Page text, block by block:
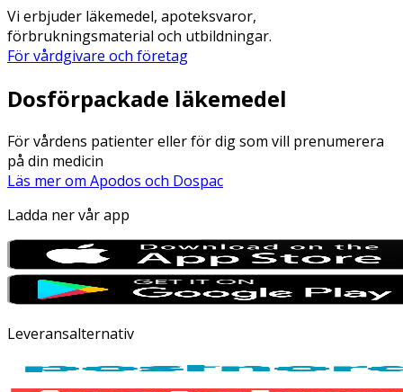
Vi erbjuder läkemedel, apoteksvaror,
förbrukningsmaterial och utbildningar.
För vårdgivare och företag
Dosförpackade läkemedel
För vårdens patienter eller för dig som vill prenumerera
på din medicin
Läs mer om Apodos och Dospac
Ladda ner vår app
Leveransalternativ